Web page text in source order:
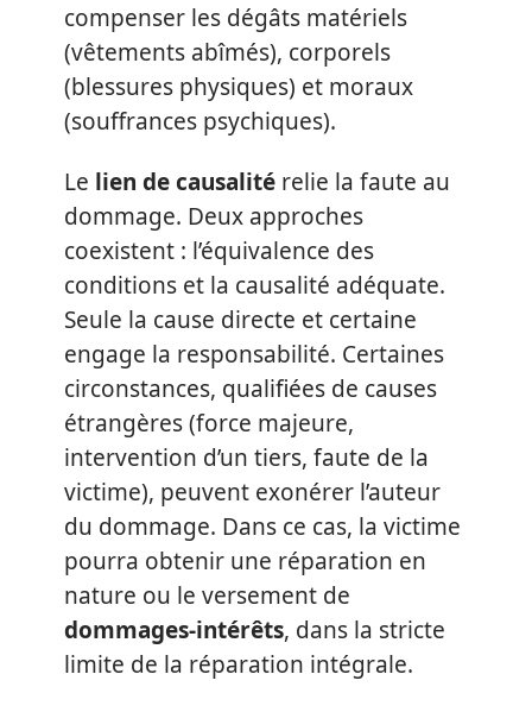
compenser les dégâts matériels
(vêtements abîmés), corporels
(blessures physiques) et moraux
(souffrances psychiques).
Le lien de causalité relie la faute au
dommage. Deux approches
coexistent : l’équivalence des
conditions et la causalité adéquate.
Seule la cause directe et certaine
engage la responsabilité. Certaines
circonstances, qualifiées de causes
étrangères (force majeure,
intervention d’un tiers, faute de la
victime), peuvent exonérer l’auteur
du dommage. Dans ce cas, la victime
pourra obtenir une réparation en
nature ou le versement de
dommages-intérêts, dans la stricte
limite de la réparation intégrale.